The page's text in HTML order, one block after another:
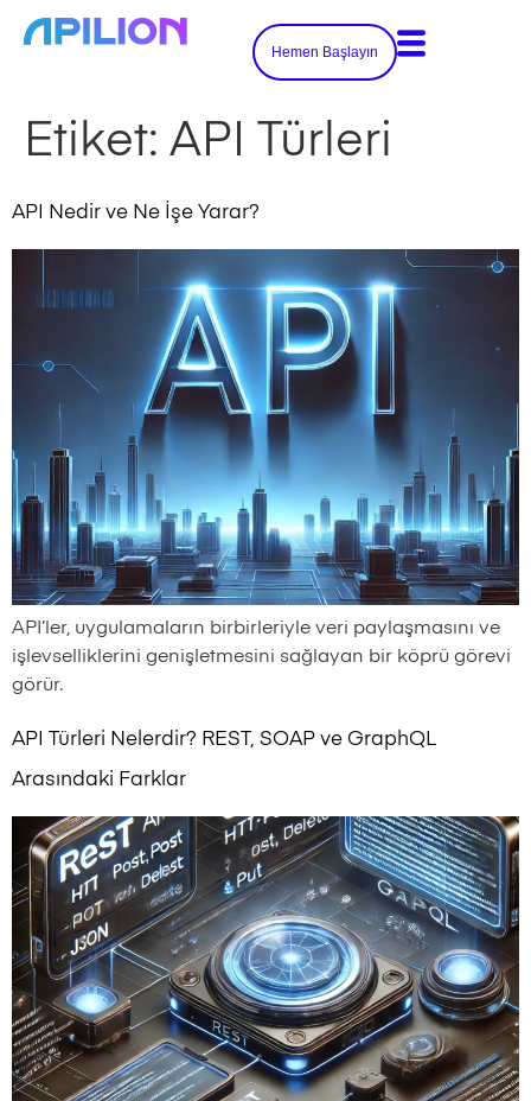
Hemen Başlayın
Etiket: API Türleri
API Nedir ve Ne İşe Yarar?
API’ler, uygulamaların birbirleriyle veri paylaşmasını ve
işlevselliklerini genişletmesini sağlayan bir köprü görevi
görür.
API Türleri Nelerdir? REST, SOAP ve GraphQL
Arasındaki Farklar